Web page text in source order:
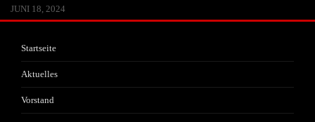
JUNI 13, 2026
MAI 30, 2026
APRIL 29, 2026
FEBRUAR 14, 2026
JANUAR 22, 2026
JULI 20, 2025
JULI 1, 2025
JUNI 17, 2025
JANUAR 25, 2025
JANUAR 25, 2025
JANUAR 25, 2025
OKTOBER 25, 2024
AUGUST 8, 2024
JULI 3, 2024
JUNI 18, 2024
Startseite
Aktuelles
Vorstand